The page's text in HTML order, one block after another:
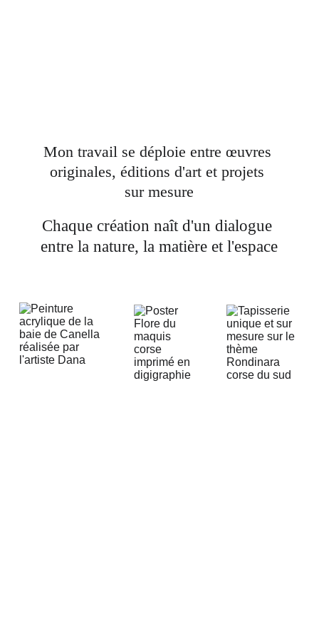
Mon travail se déploie entre œuvres
originales, éditions d'art et projets
sur mesure
Chaque création naît d'un dialogue
entre la nature, la matière et l'espace